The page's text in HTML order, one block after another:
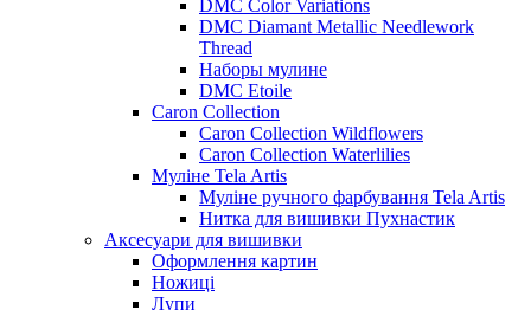
DMC Color Variations
DMC Diamant Metallic Needlework
Thread
Наборы мулине
DMC Etoile
Caron Collection
Caron Collection Wildflowers
Caron Collection Waterlilies
Муліне Tela Artis
Муліне ручного фарбування Tela Artis
Нитка для вишивки Пухнастик
Аксесуари для вишивки
Оформлення картин
Ножиці
Лупи